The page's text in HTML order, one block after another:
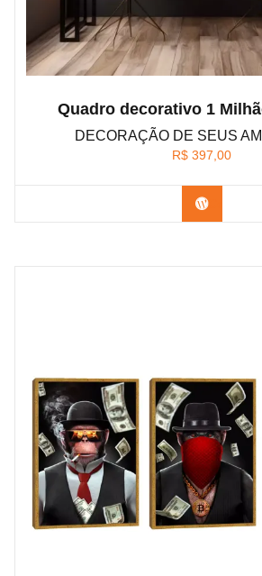
Quadro decorativo 1
DECORAÇÃO DE SEUS
R$ 397,00
Confira